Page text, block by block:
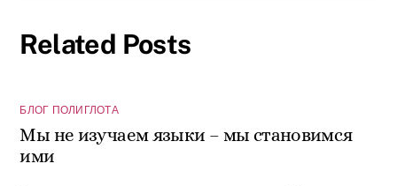
Related Posts
БЛОГ ПОЛИГЛОТА
Мы не изучаем языки – мы становимся
ими